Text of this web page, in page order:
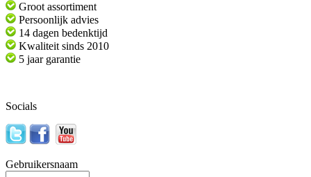
Groot assortiment
Persoonlijk advies
14 dagen bedenktijd
Kwaliteit sinds 2010
5 jaar garantie
Socials
Gebruikersnaam